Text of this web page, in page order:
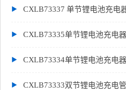
CXLB73337 单节锂电池充电
CXLB73335单节锂电池充电
CXLB73334单节锂电池充电
CXLB73333双节锂电池充电